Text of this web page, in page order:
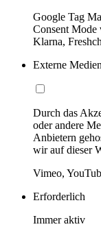
Google Tag
Consent Mode
Klarna,
Externe
Durch das
oder andere
Anbietern
wir auf dieser
Vimeo,
Erforderlich
Immer aktiv